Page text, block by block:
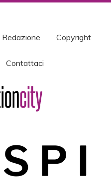
Redazione Copyright
Contattaci